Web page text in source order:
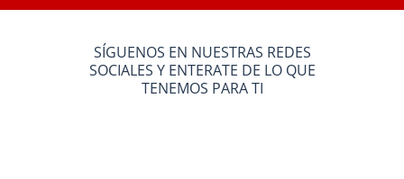
SÍGUENOS EN NUESTRAS REDES
SOCIALES Y ENTERATE DE LO QUE
TENEMOS PARA TI